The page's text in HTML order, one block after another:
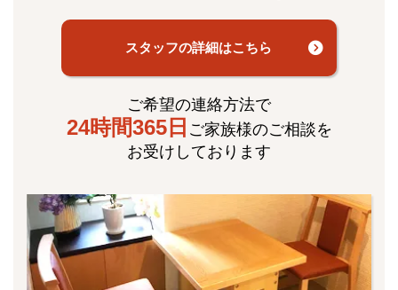
スタッフの詳細はこちら
ご希望の連絡方法で
24時間365日 ご家族様のご相談を
お受けしております